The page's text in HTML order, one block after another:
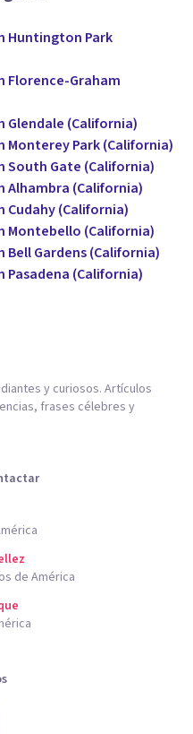
Huntington Park
Florence-Graham
Glendale (California)
Monterey Park (California)
South Gate (California)
Alhambra (California)
Cudahy (California)
Montebello (California)
Bell Gardens (California)
Pasadena (California)
y curiosos. Artículos
frases célebres y
de América